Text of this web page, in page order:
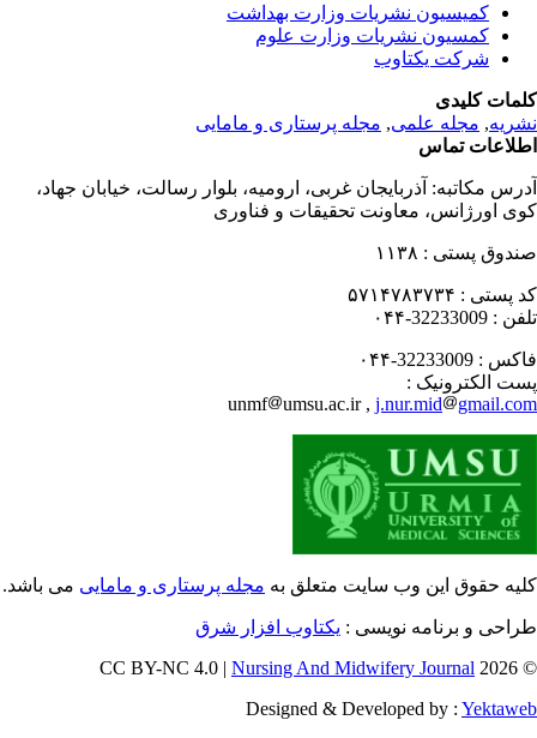
کمیسیون نشریات وزارت بهداشت
کمسیون نشریات وزارت علوم
شرکت یکتاوب
کلیدی
,مجله علمی, مجله پرستاری و مامایی
تماس
مکاتبه:آذربایجان غربی، ارومیه، بلوار رسالت، خیابان جهاد،
اورژانس، معاونت تحقیقات و فناوری
پستی : ۱۱۳۸
پستی : ۵۷۱۴۷۸۳۷۳۴
: 32233009-۰۴۴
: 32233009-۰۴۴
الکترونیک :
unmf
umsu.ac.ir ,j.nur.mid
حقوق این وب سایت متعلق بهمجله پرستاری و ماماییمی باشد.
و برنامه نویسی : یکتاوب افزار شرق
©
Nursing And Midwifery Journal
Designed & Developed by :